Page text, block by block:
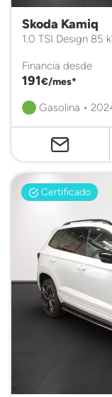
Skoda Kamiq
1.0 TSI Design 85
Financia desde
191€/mes*
Gasolina •
Certificado